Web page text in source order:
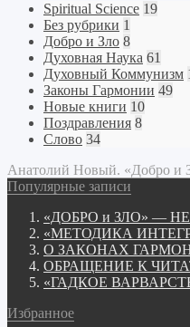
Spiritual Science 19
Без рубрики 1
Добро и Зло 8
Духовная Наука 61
Духовный Коммунизм
Законы Гармонии 49
Новые книги 10
Поздравления 8
Слово 34
Анатолий Новый. «Добро и
Популярные записи
«ДОБРО и ЗЛО» —
«МЕТОДИКА
О ЗАКОНАХ
ОБРАЩЕНИЕ К
«ГАДКОЕ
Избранное